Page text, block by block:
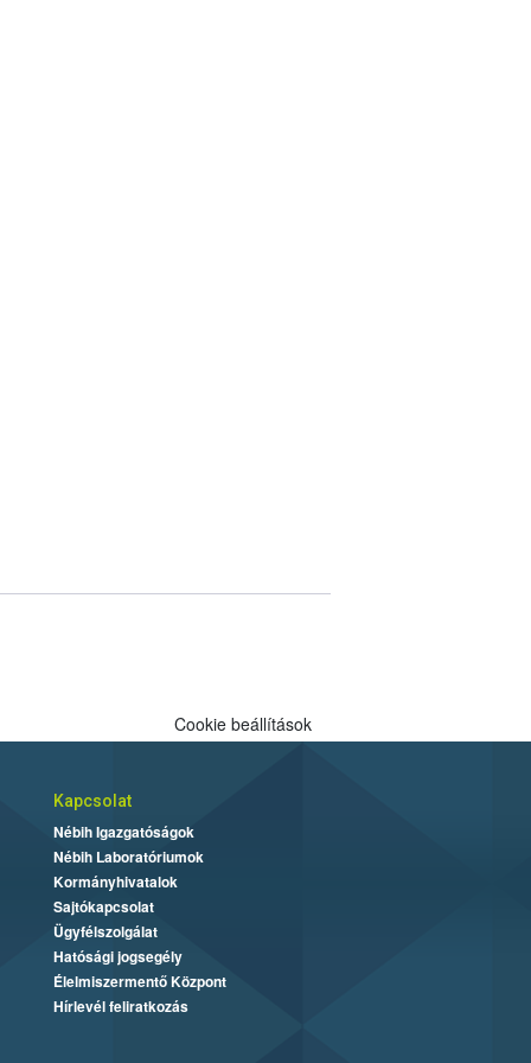
Cookie beállítások
Kapcsolat
Nébih Igazgatóságok
Nébih Laboratóriumok
Kormányhivatalok
Sajtókapcsolat
Ügyfélszolgálat
Hatósági jogsegély
Élelmiszermentő Központ
Hírlevél feliratkozás